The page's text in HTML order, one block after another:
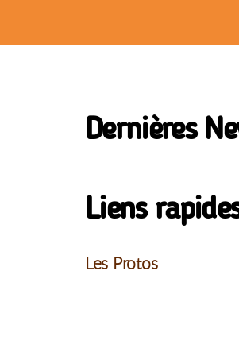
Dernières
Liens
Les Protos